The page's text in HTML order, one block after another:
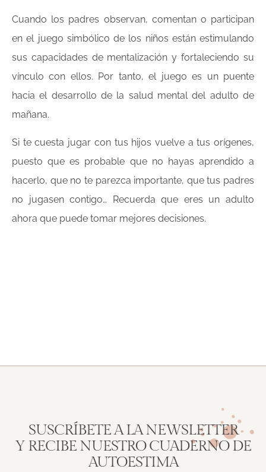
Cuando los padres observan, comentan o participan
en el juego simbólico de los niños están estimulando
sus capacidades de mentalización y fortaleciendo su
vínculo con ellos. Por tanto, el juego es un puente
hacia el desarrollo de la salud mental del adulto de
mañana.
Si te cuesta jugar con tus hijos vuelve a tus orígenes,
puesto que es probable que no hayas aprendido a
hacerlo, que no te parezca importante, que tus padres
no jugasen contigo… Recuerda que eres un adulto
ahora que puede tomar mejores decisiones.
SUSCRÍBETE A LA NEWSLETTER
Y RECIBE NUESTRO CUADERNO DE
AUTOESTIMA